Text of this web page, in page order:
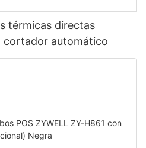
térmicas directas
cortador automático